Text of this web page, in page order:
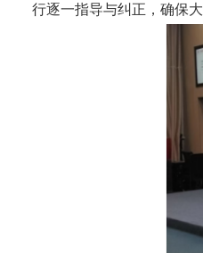
行逐一指导与纠正，确保